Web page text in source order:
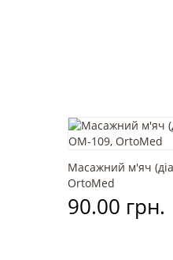
Масажний м'яч
OrtoMed
90.00 грн.